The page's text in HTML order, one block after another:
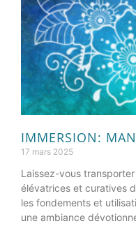
IMMERSION:
17 mars 2025
Laissez-vous
élévatrices et curatives
les fondements et
une ambiance